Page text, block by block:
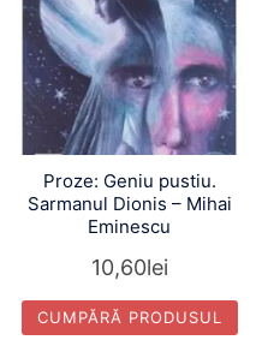
Proze: Geniu pustiu.
Sarmanul Dionis – Mihai
Eminescu
10,60lei
CUMPĂRĂ PRODUSUL